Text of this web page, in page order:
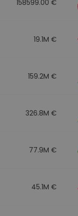
158599.00 €
19.1M €
159.2M €
326.8M €
77.9M €
45.1M €